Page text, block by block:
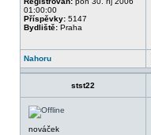
01:00:00
Příspěvky: 5147
Bydliště: Praha
Nahoru
stst22
nováček